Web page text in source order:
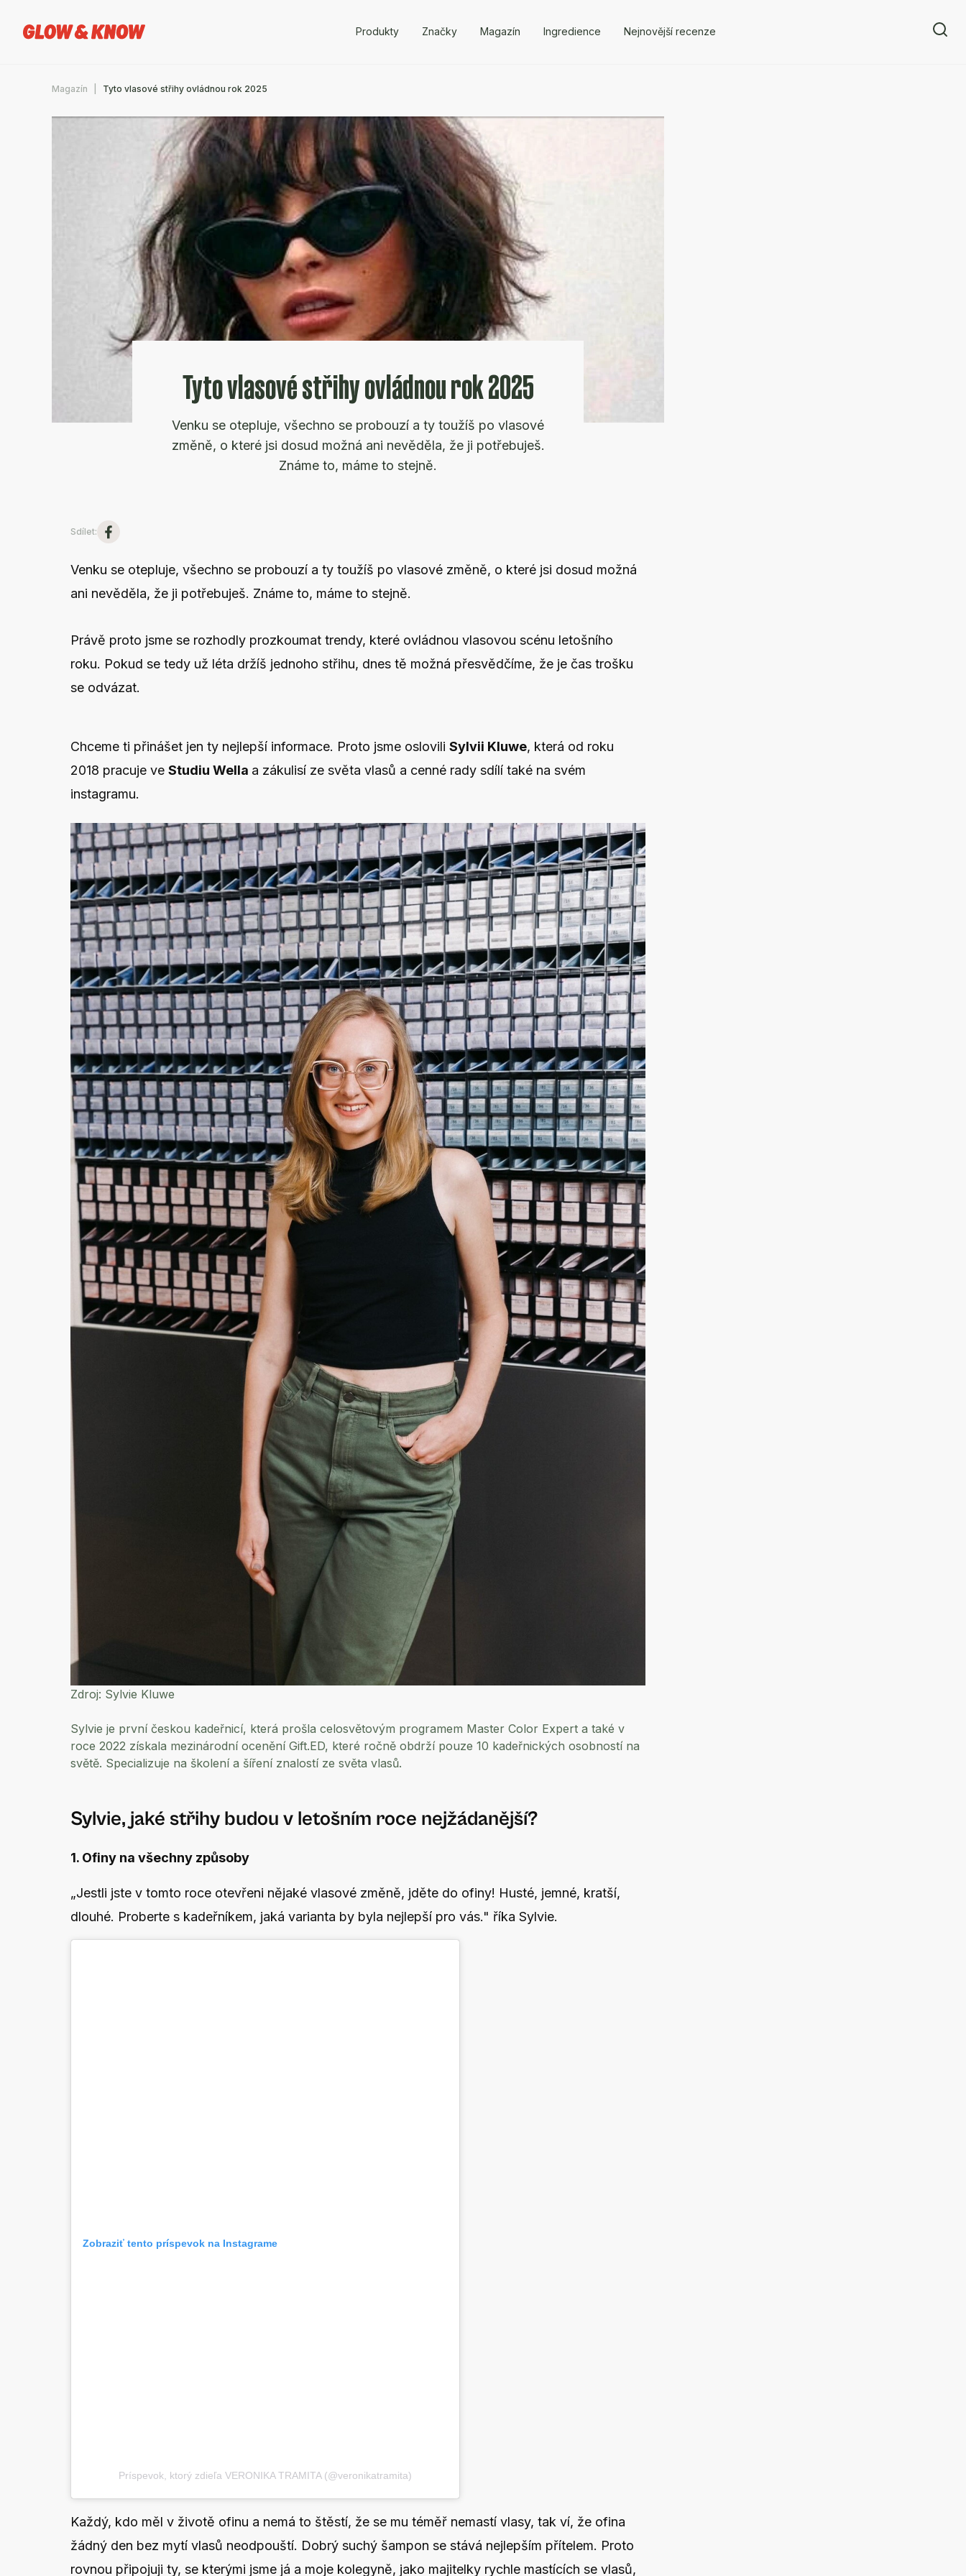
Produkty Značky Magazín Ingredience Nejnovější recenze
Magazín Tyto vlasové střihy ovládnou rok 2025
Tyto vlasové střihy ovládnou rok 2025
Venku se otepluje, všechno se probouzí a ty toužíš po vlasové
změně, o které jsi dosud možná ani nevěděla, že ji potřebuješ.
Známe to, máme to stejně.
Sdílet:
Venku se otepluje, všechno se probouzí a ty toužíš po vlasové změně, o které jsi dosud možná
ani nevěděla, že ji potřebuješ. Známe to, máme to stejně.
Právě proto jsme se rozhodly prozkoumat trendy, které ovládnou vlasovou scénu letošního
roku. Pokud se tedy už léta držíš jednoho střihu, dnes tě možná přesvědčíme, že je čas trošku
se odvázat.
Chceme ti přinášet jen ty nejlepší informace. Proto jsme oslovili Sylvii Kluwe, která od roku
2018 pracuje ve Studiu Wella a zákulisí ze světa vlasů a cenné rady sdílí také na svém
instagramu.
Zdroj: Sylvie Kluwe
Sylvie je první českou kadeřnicí, která prošla celosvětovým programem Master Color Expert a také v
roce 2022 získala mezinárodní ocenění Gift.ED, které ročně obdrží pouze 10 kadeřnických osobností na
světě. Specializuje na školení a šíření znalostí ze světa vlasů.
Sylvie, jaké střihy budou v letošním roce nejžádanější?
1. Ofiny na všechny způsoby
„Jestli jste v tomto roce otevřeni nějaké vlasové změně, jděte do ofiny! Husté, jemné, kratší,
dlouhé. Proberte s kadeřníkem, jaká varianta by byla nejlepší pro vás." říka Sylvie.
Zobraziť tento príspevok na Instagrame
Príspevok, ktorý zdieľa VERONIKA TRAMITA (@veronikatramita)
Každý, kdo měl v životě ofinu a nemá to štěstí, že se mu téměř nemastí vlasy, tak ví, že ofina
žádný den bez mytí vlasů neodpouští. Dobrý suchý šampon se stává nejlepším přítelem. Proto
rovnou připojuji ty, se kterými jsme já a moje kolegyně, jako majitelky rychle mastících se vlasů,